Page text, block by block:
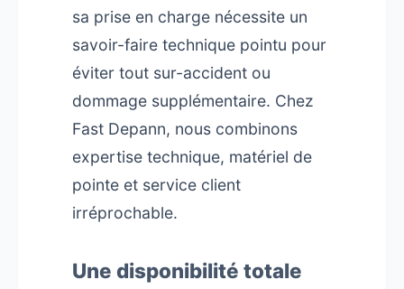
sa prise en charge nécessite un
savoir-faire technique pointu pour
éviter tout sur-accident ou
dommage supplémentaire. Chez
Fast Depann, nous combinons
expertise technique, matériel de
pointe et service client
irréprochable.
Une disponibilité totale